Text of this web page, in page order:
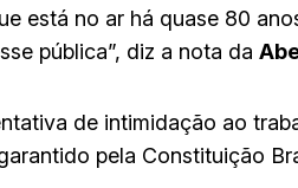
está no ar há quase 80
pública”, diz a nota da
de intimidação ao
pela Constituição